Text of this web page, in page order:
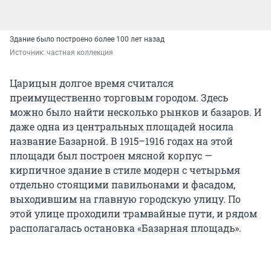
Здание было построено более 100 лет назад
Источник: частная коллекция
Царицын долгое время считался
преимущественно торговым городом. Здесь
можно было найти несколько рынков и базаров. И
даже одна из центральных площадей носила
название Базарной. В 1915–1916 годах на этой
площади был построен мясной корпус —
кирпичное здание в стиле модерн с четырьмя
отдельно стоящими павильонами и фасадом,
выходившим на главную городскую улицу. По
этой улице проходили трамвайные пути, и рядом
располагалась остановка «Базарная площадь».